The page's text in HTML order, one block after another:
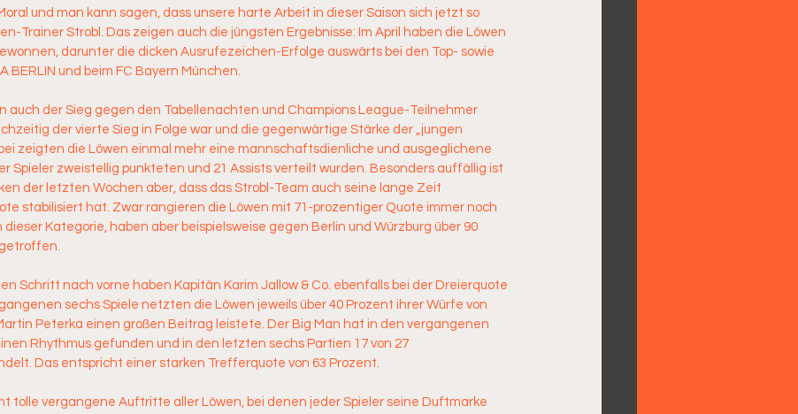
und man kann sagen, dass unsere harte Arbeit in dieser Saison sich jetzt so
Trainer Strobl. Das zeigen auch die jüngsten Ergebnisse: Im April haben die Löwen
darunter die dicken Ausrufezeichen-Erfolge auswärts bei den Top- sowie
BERLIN und beim FC Bayern München.
auch der Sieg gegen den Tabellenachten und Champions League-Teilnehmer
der vierte Sieg in Folge war und die gegenwärtige Stärke der „jungen
zeigten die Löwen einmal mehr eine mannschaftsdienliche und ausgeglichene
Spieler zweistellig punkteten und 21 Assists verteilt wurden. Besonders auffällig ist
der letzten Wochen aber, dass das Strobl-Team auch seine lange Zeit
stabilisiert hat. Zwar rangieren die Löwen mit 71-prozentiger Quote immer noch
Kategorie, haben aber beispielsweise gegen Berlin und Würzburg über 90
Schritt nach vorne haben Kapitän Karim Jallow & Co. ebenfalls bei der Dreierquote
sechs Spiele netzten die Löwen jeweils über 40 Prozent ihrer Würfe von
Peterka einen großen Beitrag leistete. Der Big Man hat in den vergangenen
Rhythmus gefunden und in den letzten sechs Partien 17 von 27
Das entspricht einer starken Trefferquote von 63 Prozent.
tolle vergangene Auftritte aller Löwen, bei denen jeder Spieler seine Duftmarke